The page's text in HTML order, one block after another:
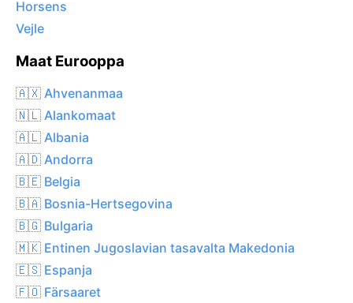
Horsens
Vejle
Maat Eurooppa
🇦🇽 Ahvenanmaa
🇳🇱 Alankomaat
🇦🇱 Albania
🇦🇩 Andorra
🇧🇪 Belgia
🇧🇦 Bosnia-Hertsegovina
🇧🇬 Bulgaria
🇲🇰 Entinen Jugoslavian tasavalta Makedonia
🇪🇸 Espanja
🇫🇴 Färsaaret